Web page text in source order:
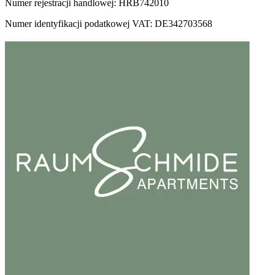
Numer rejestracji handlowej: HRB742010
Numer identyfikacji podatkowej VAT: DE342703568